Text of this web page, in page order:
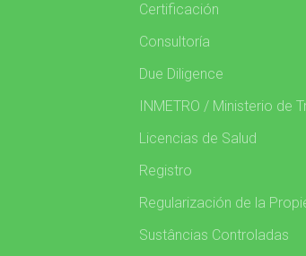
Certificación
Consultoría
Due Diligence
INMETRO / Ministerio de
Licencias de Salud
Registro
Regularización de la
Sustâncias Controladas